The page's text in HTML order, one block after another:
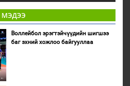
МЭДЭЭ
Воллейбол эрэгтэйчүүдийн шигшээ
баг эхний хожлоо байгууллаа